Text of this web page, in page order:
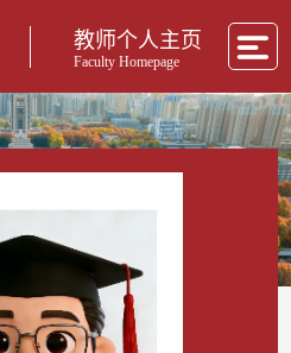
教师个人主页
Faculty Homepage